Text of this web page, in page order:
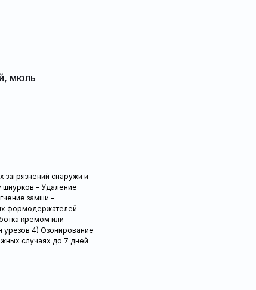
мюль
снаружи и
шнурков - Удаление
замши -
формодержателей -
кремом или
урезов 4) Озонирование
случаях до 7 дней